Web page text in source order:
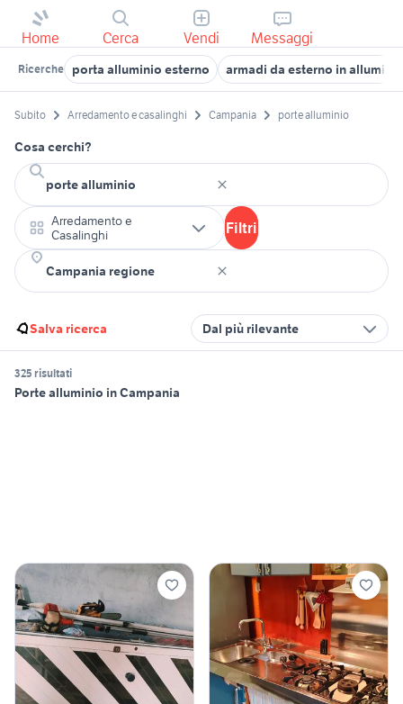
Home Cerca Vendi Messaggi
Ricerche porta alluminio esterno armadi da esterno in alluminio
Subito Arredamento e casalinghi Campania porte alluminio
Cosa cerchi?
Arredamento e
Casalinghi
Filtri
Salva ricerca Dal più rilevante
325 risultati
Porte alluminio in Campania